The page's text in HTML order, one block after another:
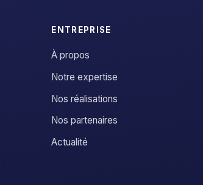
ENTREPRISE
À propos
Notre expertise
Nos réalisations
Nos partenaires
Actualité